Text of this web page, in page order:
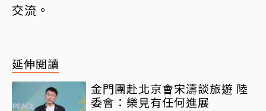
交流。
延伸閱讀
金門團赴北京會宋濤談旅遊 陸
委會：樂見有任何進展